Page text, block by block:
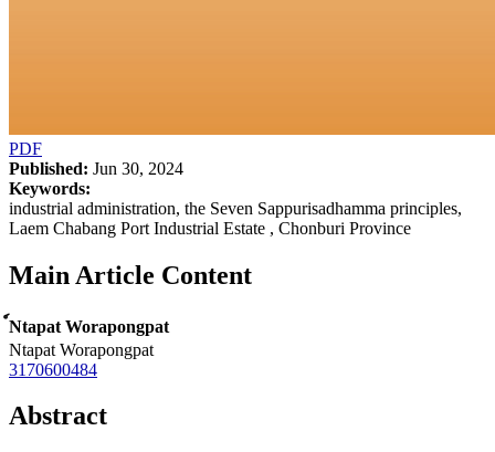
PDF
Published: Jun 30, 2024
Keywords:
industrial administration, the Seven Sappurisadhamma principles,
Laem Chabang Port Industrial Estate , Chonburi Province
Main Article Content
์Ntapat Worapongpat
Ntapat Worapongpat
3170600484
Abstract